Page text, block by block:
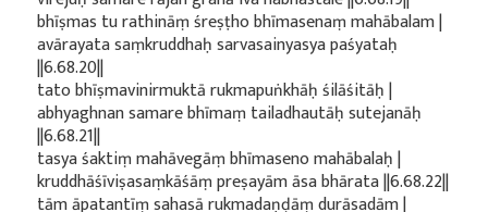
bhīṣmas tu rathināṃ śreṣṭho bhīmasenaṃ mahābalam |
avārayata saṃkruddhaḥ sarvasainyasya paśyataḥ
||6.68.20||
tato bhīṣmavinirmuktā rukmapuṅkhāḥ śilāśitāḥ |
abhyaghnan samare bhīmaṃ tailadhautāḥ sutejanāḥ
||6.68.21||
tasya śaktiṃ mahāvegāṃ bhīmaseno mahābalaḥ |
kruddhāśīviṣasaṃkāśāṃ preṣayām āsa bhārata ||6.68.22||
tām āpatantīṃ sahasā rukmadaṇḍāṃ durāsadām |